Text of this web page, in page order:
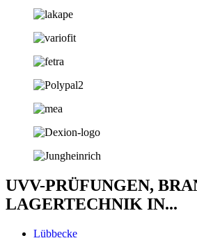
UVV-PRÜFUNGEN,
LAGERTECHNIK IN...
Lübbecke